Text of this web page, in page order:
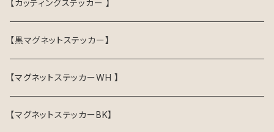
【カッティングステッカー 】
【黒マグネットステッカー】
【マグネットステッカーWH 】
【マグネットステッカーBK】